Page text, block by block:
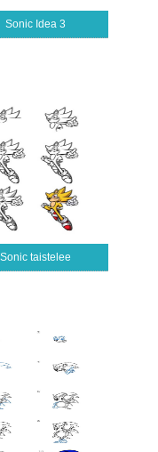
Sonic Idea 3
Sonic taistelee